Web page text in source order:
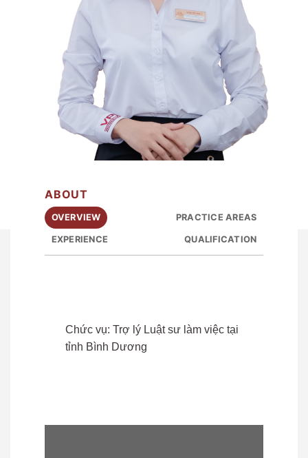
ABOUT
OVERVIEW PRACTICE AREAS
EXPERIENCE QUALIFICATION
Chức vụ: Trợ lý Luật sư làm việc tại
tỉnh Bình Dương